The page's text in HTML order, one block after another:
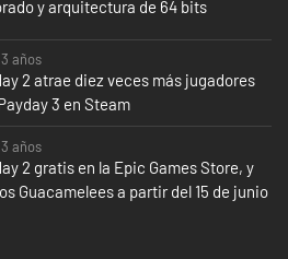
y arquitectura de 64 bits
años
2 atrae diez veces más jugadores
3 en Steam
años
2 gratis en la Epic Games Store, y
Guacamelees a partir del 15 de junio